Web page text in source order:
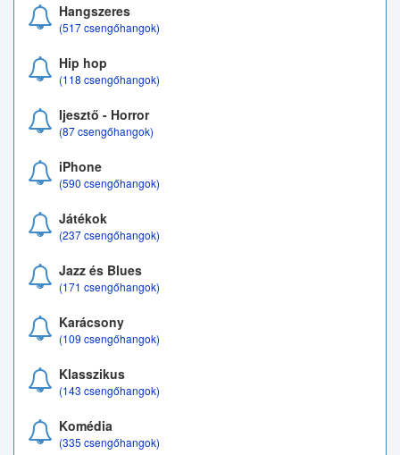
Hangszeres
(517 csengőhangok)
Hip hop
(118 csengőhangok)
Ijesztő - Horror
(87 csengőhangok)
iPhone
(590 csengőhangok)
Játékok
(237 csengőhangok)
Jazz és Blues
(171 csengőhangok)
Karácsony
(109 csengőhangok)
Klasszikus
(143 csengőhangok)
Komédia
(335 csengőhangok)